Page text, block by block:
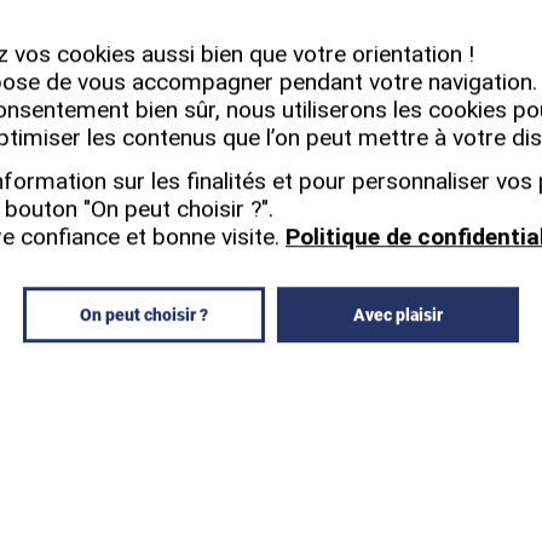
LOGISTIQUE ET TRANSPORT
professionnels polyvalents capables de
des compétences en gestion
enjeux actuels du secteur.
ET
et pratique à travers des projets concrets, des
une vision globale de la supply chain et
à l’international.
DU BACHELOR LOGISTIQUE
Games et mises en situation réelles
: gestion des flux, approvisionnements, contrôle
pour comprendre les enjeux du secteur
développer une expérience terrain solide
vos cookies aussi bien que votre orientation !
de vous accompagner pendant votre navigation.
bien sûr, nous utiliserons les cookies
les contenus que l’on peut mettre à votre
sur les finalités et pour personnaliser vos
"On peut choisir ?".
confiance et bonne visite. Politique de
On peut choisir ? Avec plaisir